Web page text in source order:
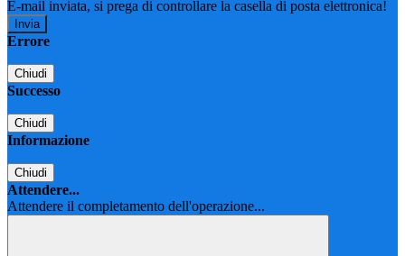
E-mail inviata, si prega di controllare la casella di posta elettronica!
Errore
Chiudi
Successo
Chiudi
Informazione
Chiudi
Attendere...
Attendere il completamento dell'operazione...